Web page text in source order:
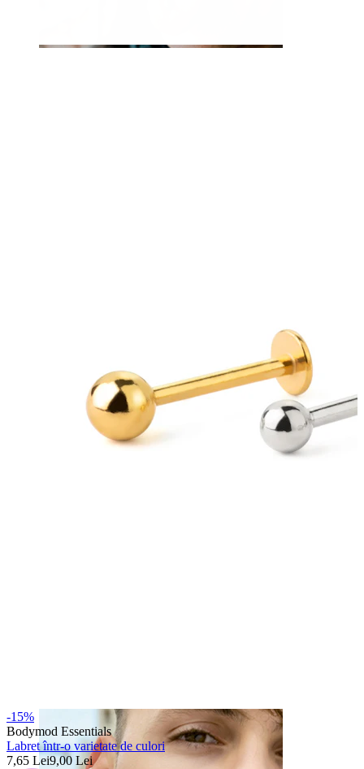
Sprânceană
-15%
Bodymod Essentials
Labret într-o varietate de culori
7,65 Lei9,00 Lei